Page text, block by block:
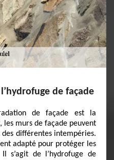
de façade
de façade est la
les murs de façade peuvent
différentes intempéries.
adapté pour protéger les
s’agit de l’hydrofuge de